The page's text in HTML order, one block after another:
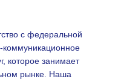
с федеральной
которое занимает
рынке. Наша